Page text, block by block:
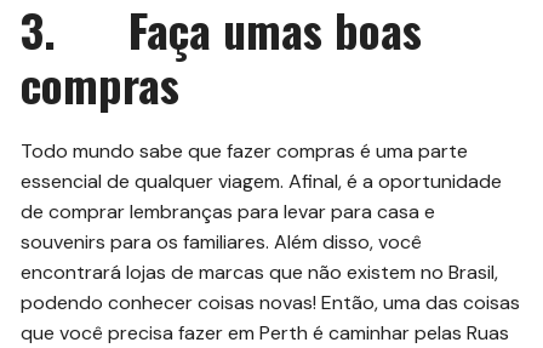
3. Faça umas boas
compras
Todo mundo sabe que fazer compras é uma parte
essencial de qualquer viagem. Afinal, é a oportunidade
de comprar lembranças para levar para casa e
souvenirs para os familiares. Além disso, você
encontrará lojas de marcas que não existem no Brasil,
podendo conhecer coisas novas! Então, uma das coisas
que você precisa fazer em Perth é caminhar pelas Ruas